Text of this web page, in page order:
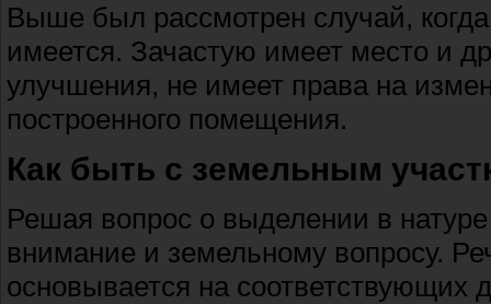
Выше был рассмотрен случай,
имеется. Зачастую имеет место и
улучшения, не имеет права на
построенного помещения.
Как быть с земельным
Решая вопрос о выделении в
внимание и земельному вопросу.
основывается на соответствующих